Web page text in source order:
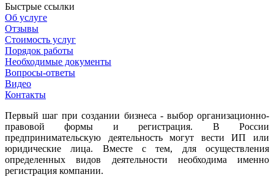
Быстрые ссылки
Об услуге
Отзывы
Стоимость услуг
Порядок работы
Необходимые документы
Вопросы-ответы
Видео
Контакты
Первый шаг при создании бизнеса - выбор организационно-
правовой формы и регистрация. В России
предпринимательскую деятельность могут вести ИП или
юридические лица. Вместе с тем, для осуществления
определенных видов деятельности необходима именно
регистрация компании.